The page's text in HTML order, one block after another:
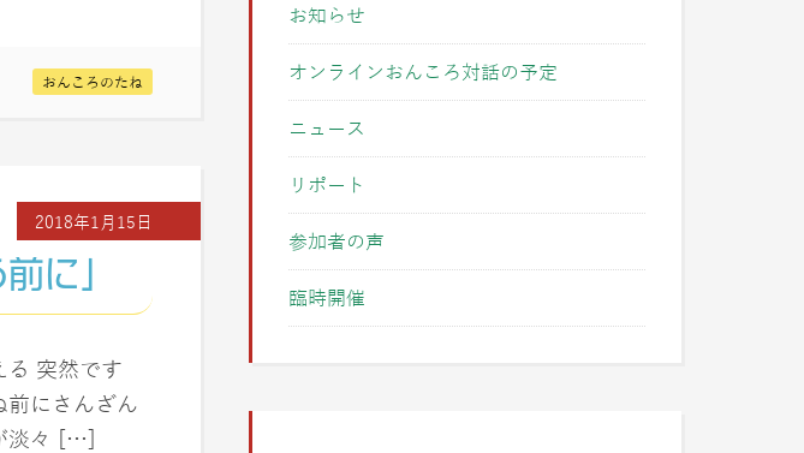
おんころのたね
2018年1月15日
に」
る 突然です
前にさんざん
淡々 […]
お知らせ
オンラインおんころ対話の予定
ニュース
リポート
参加者の声
臨時開催